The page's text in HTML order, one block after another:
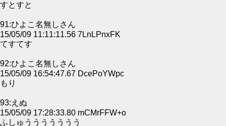
すとすと
91:ひよこ名無しさん
15/05/09 11:11:11.56 7LnLPnxFK
てすてす
92:ひよこ名無しさん
15/05/09 16:54:47.67 DcePoYWpc
もり
93:えぬ
15/05/09 17:28:33.80 mCMrFFW+o
ふしゅううううううう